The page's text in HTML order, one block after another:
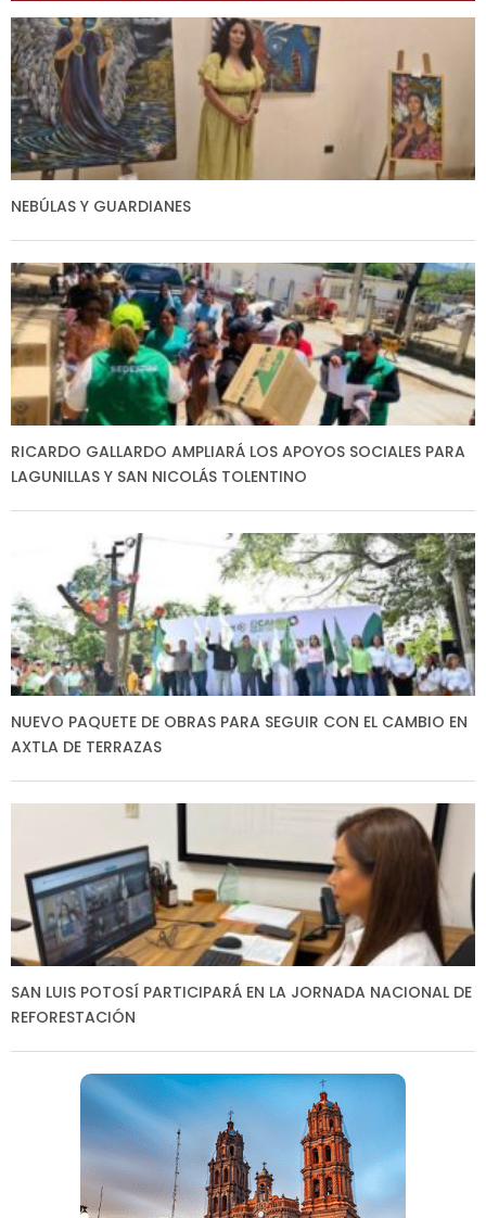
NEBÚLAS Y GUARDIANES
RICARDO GALLARDO AMPLIARÁ LOS APOYOS SOCIALES PARA
LAGUNILLAS Y SAN NICOLÁS TOLENTINO
NUEVO PAQUETE DE OBRAS PARA SEGUIR CON EL CAMBIO EN
AXTLA DE TERRAZAS
SAN LUIS POTOSÍ PARTICIPARÁ EN LA JORNADA NACIONAL DE
REFORESTACIÓN